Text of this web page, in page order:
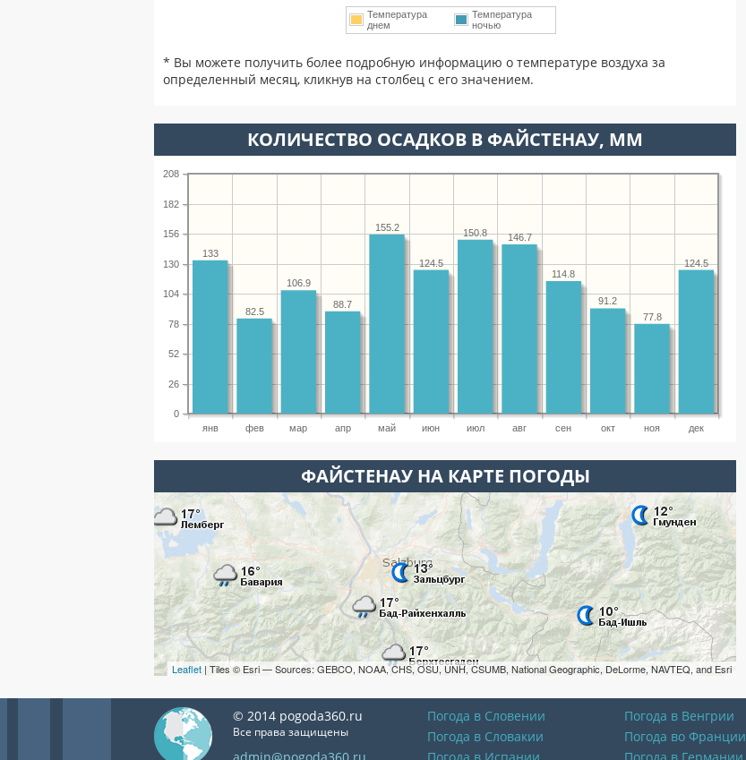
Температура
днем
Температура
ночью
* Вы можете получить более подробную информацию о температуре воздуха за
определенный месяц, кликнув на столбец с его значением.
КОЛИЧЕСТВО ОСАДКОВ В ФАЙСТЕНАУ, ММ
янв фев мар апр май июн июл авг сен окт ноя дек
0
26
52
78
104
130
156
182
208
124.5
77.8
91.2
114.8
146.7
150.8
124.5
155.2
88.7
106.9
82.5
133
ФАЙСТЕНАУ НА КАРТЕ ПОГОДЫ
Leaflet | Tiles © Esri — Sources: GEBCO, NOAA, CHS, OSU, UNH, CSUMB, National Geographic, DeLorme, NAVTEQ, and Esri
© 2014 pogoda360.ru
Все права защищены
Погода в Словении Погода в Венгрии
Погода в Словакии
Погода во Франции